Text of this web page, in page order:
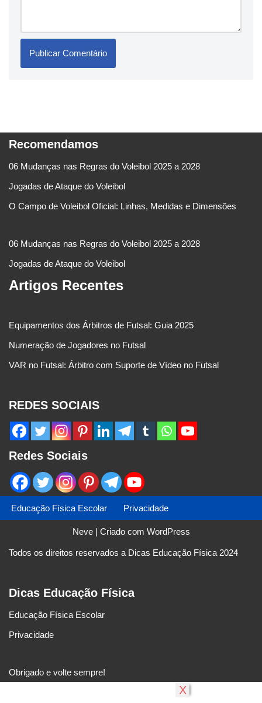
Recomendamos
06 Mudanças nas Regras do Voleibol 2025 a 2028
Jogadas de Ataque do Voleibol
O Campo de Voleibol Oficial: Linhas, Medidas e Dimensões
06 Mudanças nas Regras do Voleibol 2025 a 2028
Jogadas de Ataque do Voleibol
Artigos Recentes
Equipamentos dos Árbitros de Futsal: Guia 2025
Numeração de Jogadores no Futsal
VAR no Futsal: Árbitro com Suporte de Vídeo no Futsal
REDES SOCIAIS
Redes Sociais
Educação Física Escolar Privacidade
Neve| Criado com WordPress
Todos os direitos reservados a Dicas Educação Física 2024
Dicas Educação Física
Educação Física Escolar
Privacidade
Obrigado e volte sempre!
X